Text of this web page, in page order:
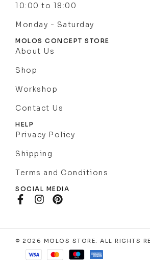
10:00 to 18:00
Monday - Saturday
MOLOS CONCEPT STORE
About Us
Shop
Workshop
Contact Us
HELP
Privacy Policy
Shipping
Terms and Conditions
SOCIAL MEDIA
© 2026 MOLOS STORE. ALL RIGHTS